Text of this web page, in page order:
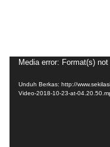
Pemutar
Media error: Format(s)
Unduh Berkas: http://
Video-2018-10-23-at-